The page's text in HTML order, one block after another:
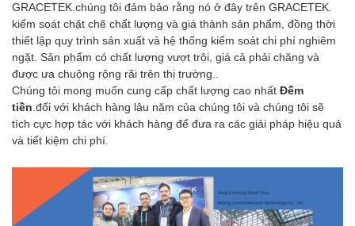
GRACETEK.chúng tôi đảm bảo rằng nó ở đây trên GRACETEK.
kiểm soát chặt chẽ chất lượng và giá thành sản phẩm, đồng thời
thiết lập quy trình sản xuất và hệ thống kiểm soát chi phí nghiêm
ngặt. Sản phẩm có chất lượng vượt trội, giá cả phải chăng và
được ưa chuộng rộng rãi trên thị trường..
Chúng tôi mong muốn cung cấp chất lượng cao nhất Đếm
tiền.đối với khách hàng lâu năm của chúng tôi và chúng tôi sẽ
tích cực hợp tác với khách hàng để đưa ra các giải pháp hiệu quả
và tiết kiệm chi phí.